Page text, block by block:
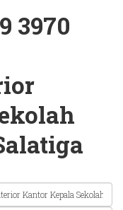
3970